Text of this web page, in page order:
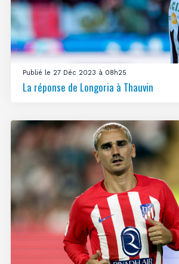
Publié le 27 Déc 2023 à 08h25
La réponse de Longoria à Thauvin